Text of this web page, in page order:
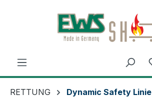
Zum Hauptinhalt springen
RETTUNG Dynamic Safety Linie